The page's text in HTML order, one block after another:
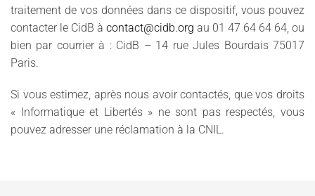
traitement de vos données dans ce dispositif, vous pouvez
contacter le CidB à contact@cidb.org au 01 47 64 64 64, ou
bien par courrier à : CidB – 14 rue Jules Bourdais 75017
Paris.
Si vous estimez, après nous avoir contactés, que vos droits
« Informatique et Libertés » ne sont pas respectés, vous
pouvez adresser une réclamation à la CNIL.